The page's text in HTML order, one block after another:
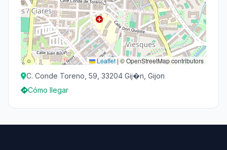
Leaflet | © OpenStreetMap contributors
C. Conde Toreno, 59, 33204 Gij�n, Gijon
Cómo llegar